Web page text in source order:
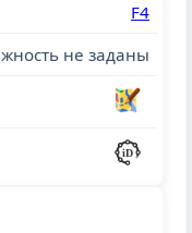
F4
не заданы